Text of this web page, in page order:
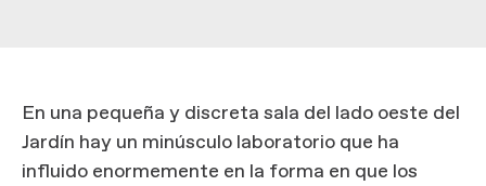
En una pequeña y discreta sala del lado oeste del
Jardín hay un minúsculo laboratorio que ha
influido enormemente en la forma en que los